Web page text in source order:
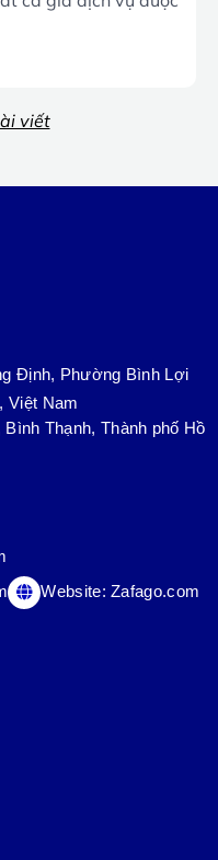
viết
Định, Phường Bình Lợi
Việt Nam
Thạnh, Thành phố Hồ
Website:Zafago.com